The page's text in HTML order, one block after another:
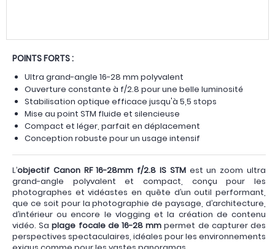
POINTS FORTS :
Ultra grand-angle 16-28 mm polyvalent
Ouverture constante à f/2.8 pour une belle luminosité
Stabilisation optique efficace jusqu'à 5,5 stops
Mise au point STM fluide et silencieuse
Compact et léger, parfait en déplacement
Conception robuste pour un usage intensif
L’objectif Canon RF 16-28mm f/2.8 IS STMest un zoom ultra
grand-angle polyvalent et compact, conçu pour les
photographes et vidéastes en quête d’un outil performant,
que ce soit pour la photographie de paysage, d’architecture,
d’intérieur ou encore le vlogging et la création de contenu
vidéo. Saplage focale de 16-28 mm permet de capturer des
perspectives spectaculaires, idéales pour les environnements